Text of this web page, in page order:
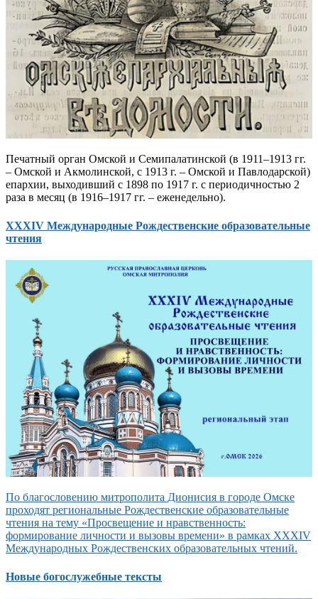
Печатный орган Омской и Семипалатинской (в 1911–1913 гг.
– Омской и Акмолинской, с 1913 г. – Омской и Павлодарской)
епархии, выходивший с 1898 по 1917 г. с периодичностью 2
раза в месяц (в 1916–1917 гг. – еженедельно).
XXXIV Международные Рождественские образовательные
чтения
По благословению митрополита Дионисия в городе Омске
проходят региональные Рождественские образовательные
чтения на тему «Просвещение и нравственность:
формирование личности и вызовы времени» в рамках XXXIV
Международных Рождественских образовательных чтений.
Новые богослужебные тексты